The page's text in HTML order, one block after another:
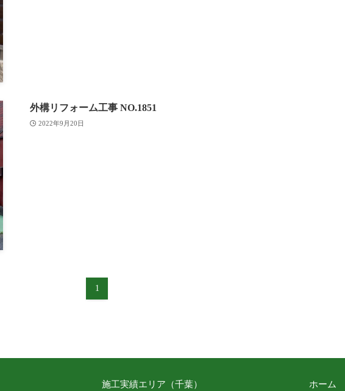
外構リフォーム工事 NO.1851
2022年9月20日
1
施工実績エリア（千葉） ホーム